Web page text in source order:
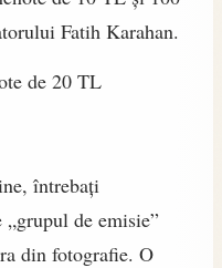
Fatih Karahan.
de 20 TL
întrebați
„grupul de emisie”
din fotografie. O